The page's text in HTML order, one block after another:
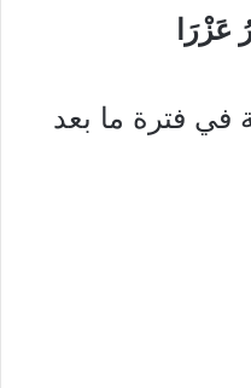
في فترة ما بعد